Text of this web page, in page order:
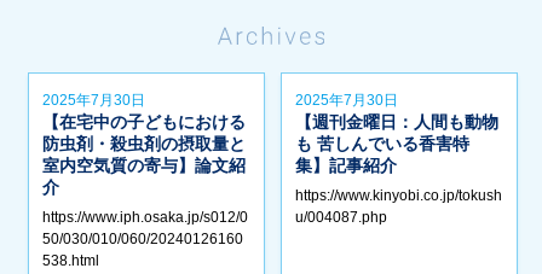
2025年7月30日
【在宅中の子どもにおける
防虫剤・殺虫剤の摂取量と
室内空気質の寄与】論文紹
介
https://www.iph.osaka.jp/s012/0
50/030/010/060/20240126160
538.html
2025年7月30日
【週刊金曜日：人間も動物
も 苦しんでいる香害特
集】記事紹介
https://www.kinyobi.co.jp/tokush
u/004087.php